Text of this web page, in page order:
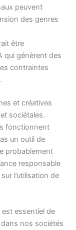
peuvent
des genres
être
qui génèrent des
contraintes
et créatives
sociétales.
fonctionnent
un outil de
probablement
responsable
l’utilisation de
est essentiel de
nos sociétés